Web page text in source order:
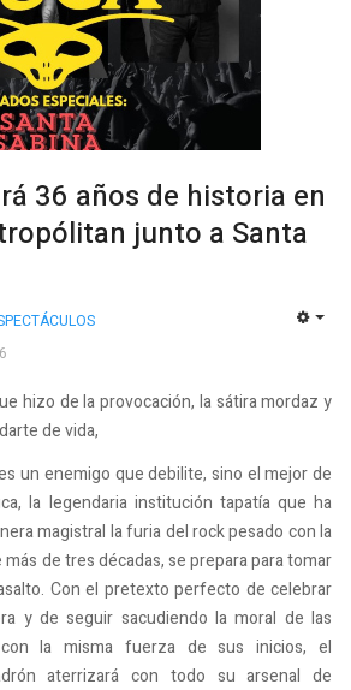
36 años de historia en
junto a Santa
hizo de la provocación, la sátira mordaz y
de vida,
un enemigo que debilite, sino el mejor de
la legendaria institución tapatía que ha
magistral la furia del rock pesado con la
más de tres décadas, se prepara para tomar
Con el pretexto perfecto de celebrar
y de seguir sacudiendo la moral de las
la misma fuerza de sus inicios, el
aterrizará con todo su arsenal de